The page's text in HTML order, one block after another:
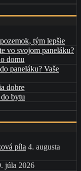
tým lepšie
vo svojom paneláku?
domu
paneláku? Vaše
dobre
bytu
píla 4. augusta
júla 2026